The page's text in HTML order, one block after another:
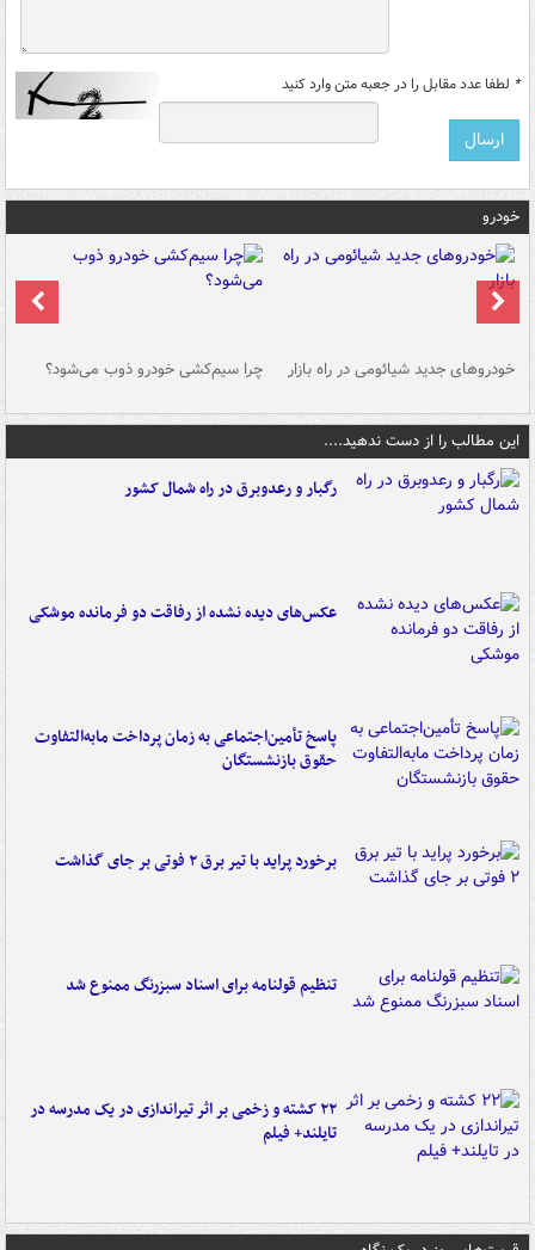
* لطفا عدد مقابل را در جعبه متن وارد کنید
خودرو
خودروهای جدید شیائومی در راه بازار چرا سیم‌کشی خودرو ذوب می‌شود؟
این مطالب را از دست ندهید....
رگبار و رعدوبرق در راه شمال کشور
عکس‌های دیده نشده از رفاقت دو فرمانده‌ موشکی
پاسخ تأمین‌اجتماعی به زمان پرداخت مابه‌التفاوت
حقوق بازنشستگان
برخورد پراید با تیر برق ۲ فوتی بر جای گذاشت
تنظیم قولنامه برای اسناد سبزرنگ ممنوع شد
۲۲ کشته و زخمی بر اثر تیراندازی در یک مدرسه در
تایلند+ فیلم